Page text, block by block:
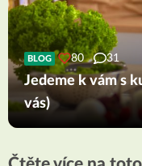
BLOG 80 31
Jedeme k vám s
vás)